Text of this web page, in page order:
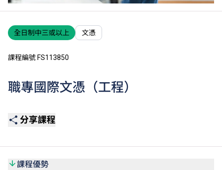
全日制中三或以上 文憑
課程編號 FS113850
職專國際文憑（工程）
分享課程
課程優勢